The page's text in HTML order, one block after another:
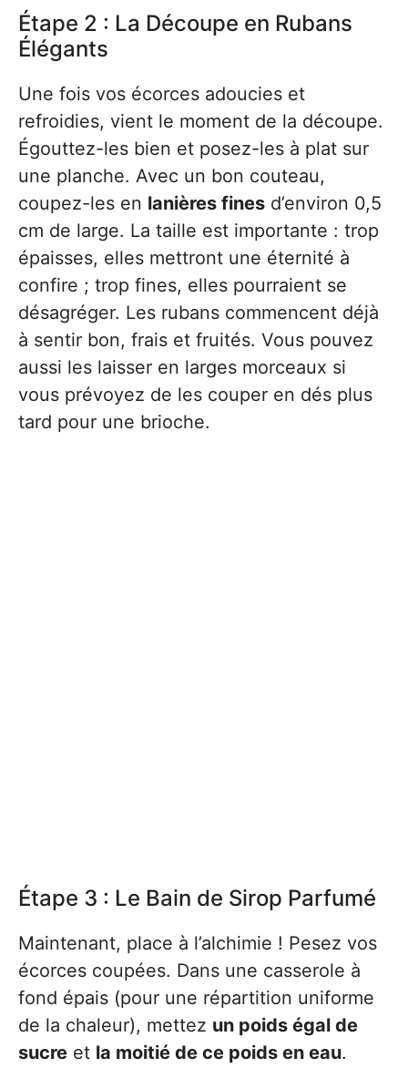
Étape 2 : La Découpe en Rubans
Élégants
Une fois vos écorces adoucies et
refroidies, vient le moment de la découpe.
Égouttez-les bien et posez-les à plat sur
une planche. Avec un bon couteau,
coupez-les en lanières fines d’environ 0,5
cm de large. La taille est importante : trop
épaisses, elles mettront une éternité à
confire ; trop fines, elles pourraient se
désagréger. Les rubans commencent déjà
à sentir bon, frais et fruités. Vous pouvez
aussi les laisser en larges morceaux si
vous prévoyez de les couper en dés plus
tard pour une brioche.
Étape 3 : Le Bain de Sirop Parfumé
Maintenant, place à l’alchimie ! Pesez vos
écorces coupées. Dans une casserole à
fond épais (pour une répartition uniforme
de la chaleur), mettez un poids égal de
sucre et la moitié de ce poids en eau.